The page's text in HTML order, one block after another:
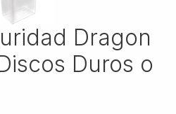
Dragon
Duros o